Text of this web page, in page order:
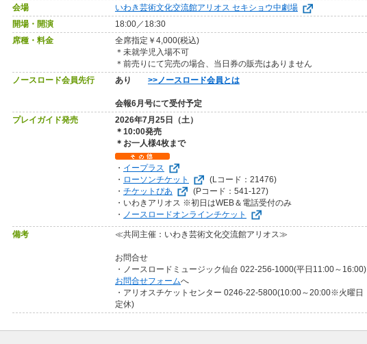
会場
いわき芸術文化交流館アリオス セキショウ中劇場
開場・開演
18:00／18:30
席種・料金
全席指定￥4,000(税込)
＊未就学児入場不可
＊前売りにて完売の場合、当日券の販売はありません
ノースロード会員先行
あり >>ノースロード会員とは
会報6月号にて受付予定
プレイガイド発売
2026年7月25日（土）
＊10:00発売
＊お一人様4枚まで
・ イープラス
・ ローソンチケット
(Lコード：21476)
・ チケットぴあ
(Pコード：541-127)
・いわきアリオス ※初日はWEB＆電話受付のみ
・
ノースロードオンラインチケット
備考 ≪共同主催：いわき芸術文化交流館アリオス≫
お問合せ
・ノースロードミュージック仙台 022-256-1000(平日11:00～16:00)
お問合せフォームへ
・アリオスチケットセンター 0246-22-5800(10:00～20:00※火曜日
定休)